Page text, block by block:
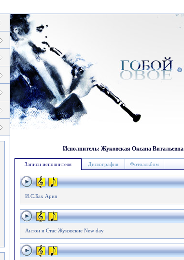
Исполнитель: Жуковская Оксана Витальевна
Записи исполнителя Дискография Фотоальбом
И.С.Бах Ария
Антон и Стас Жуковские New day